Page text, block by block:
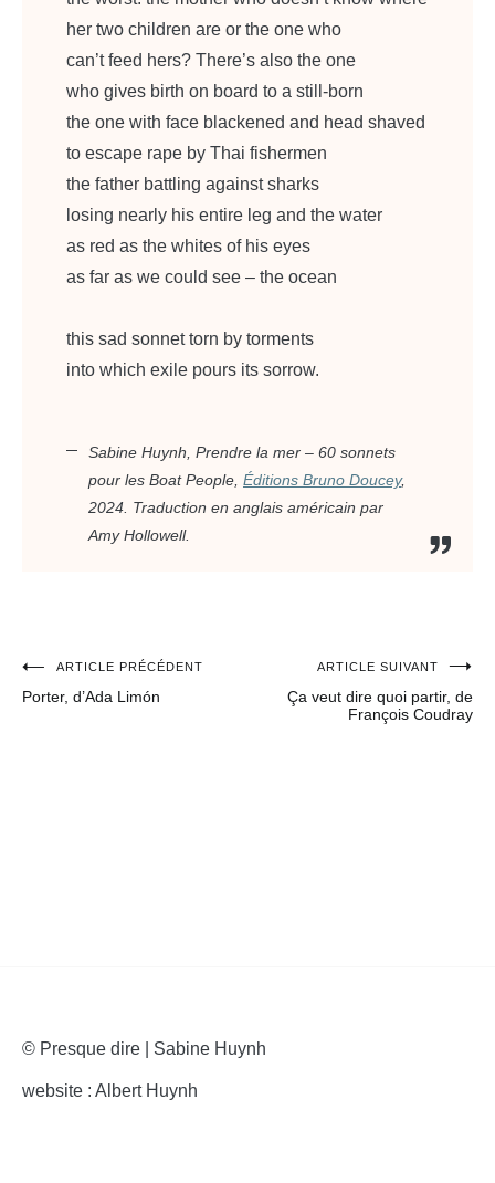
her two children are or the one who
can’t feed hers? There’s also the one
who gives birth on board to a still-born
the one with face blackened and head shaved
to escape rape by Thai fishermen
the father battling against sharks
losing nearly his entire leg and the water
as red as the whites of his eyes
as far as we could see – the ocean
this sad sonnet torn by torments
into which exile pours its sorrow.
Sabine Huynh, Prendre la mer – 60 sonnets
pour les Boat People Éditions Bruno Doucey,
2024. Traduction en anglais américain par
Amy Hollowell.
Navigation
ARTICLE PRÉCÉDENT
Porter, d’Ada Limón
ARTICLE SUIVANT
Ça veut dire quoi partir, de
François Coudray
© Presque dire | Sabine Huynh
website : Albert Huynh